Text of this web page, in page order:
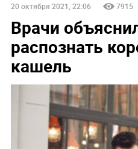
20 октября 2021, 22:06 7915
Врачи
распознать
кашель